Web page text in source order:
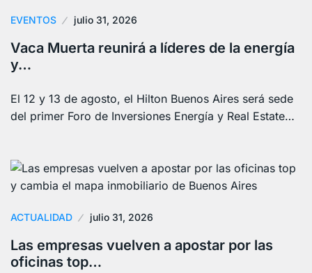
EVENTOS julio 31, 2026
Vaca Muerta reunirá a líderes de la energía
y…
El 12 y 13 de agosto, el Hilton Buenos Aires será sede
del primer Foro de Inversiones Energía y Real Estate…
ACTUALIDAD julio 31, 2026
Las empresas vuelven a apostar por las
oficinas top…